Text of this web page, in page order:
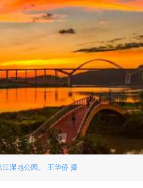
江湿地公园。 王华侨 摄